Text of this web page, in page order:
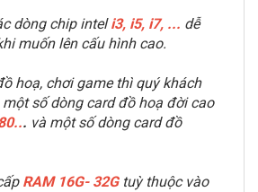
dòng chip inteli3, i5, i7, ... dễ
muốn lên cấu hình cao.
hoạ, chơi game thì quý khách
số dòng card đồ hoạ đời cao
. và một số dòng card đồ
RAM 16G- 32Gtuỳ thuộc vào